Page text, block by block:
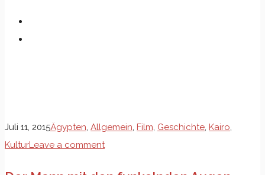
Juli 11, 2015Ägypten, Allgemein, Film, Geschichte, Kairo,
KulturLeave a comment